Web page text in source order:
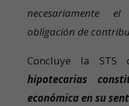
necesariamente
obligación de
Concluye la STS
hipotecarias
económica en su